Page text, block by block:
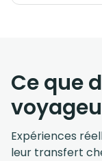
Ce que
Expériences
leur transfert